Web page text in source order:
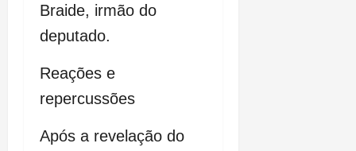
Braide, irmão do
deputado.
Reações e
repercussões
Após a revelação do